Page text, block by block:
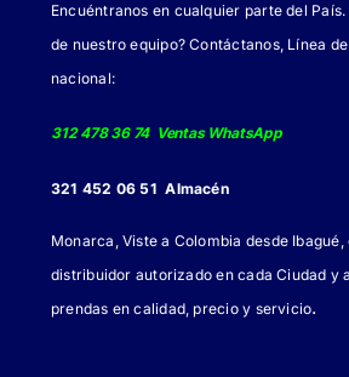
Encuéntranos en cualquier parte del
de nuestro equipo? Contáctanos, Línea
nacional:
312 478 36 74 Ventas WhatsApp
321 452 06 51 Almacén
Monarca, Viste a Colombia desde
distribuidor autorizado en cada Ciudad y
prendas en calidad, precio y servicio.